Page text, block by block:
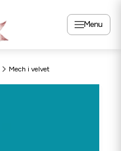
Menu
Mech i velvet